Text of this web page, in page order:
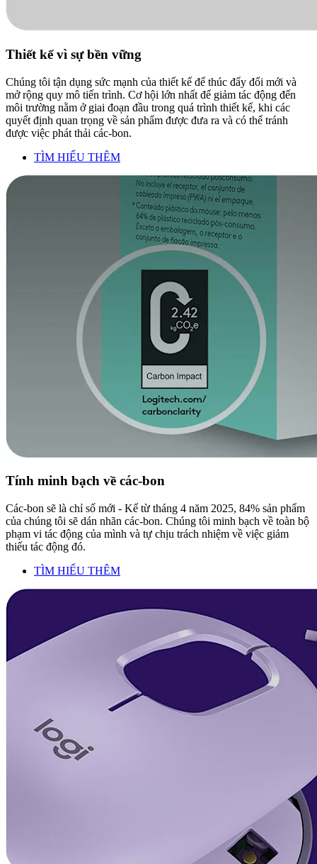
Thiết kế vì sự bền vững
Chúng tôi tận dụng sức mạnh của thiết kế để thúc đẩy đổi mới và
mở rộng quy mô tiến trình. Cơ hội lớn nhất để giảm tác động đến
môi trường nằm ở giai đoạn đầu trong quá trình thiết kế, khi các
quyết định quan trọng về sản phẩm được đưa ra và có thể tránh
được việc phát thải các-bon.
TÌM HIỂU THÊM
Tính minh bạch về các-bon
Các-bon sẽ là chỉ số mới - Kể từ tháng 4 năm 2025, 84% sản phẩm
của chúng tôi sẽ dán nhãn các-bon. Chúng tôi minh bạch về toàn bộ
phạm vi tác động của mình và tự chịu trách nhiệm về việc giảm
thiểu tác động đó.
TÌM HIỂU THÊM